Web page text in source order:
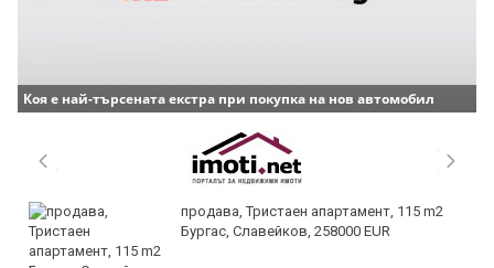
Коя е най-търсената екстра при покупка на нов автомобил
продава, Тристаен апартамент, 115 m2
Бургас, Славейков, 258000 EUR